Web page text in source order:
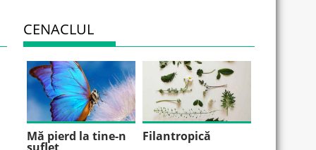
CENACLUL
Mă pierd la tine-n Filantropică